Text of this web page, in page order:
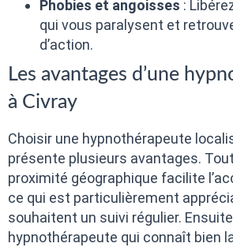
Phobies et angoisses :
qui vous paralysent et
d’action.
Les avantages d’une
à Civray
Choisir une hypnothérapeute
présente plusieurs avantages. Tout
proximité géographique facilite
ce qui est particulièrement
souhaitent un suivi régulier.
hypnothérapeute qui connaît bien